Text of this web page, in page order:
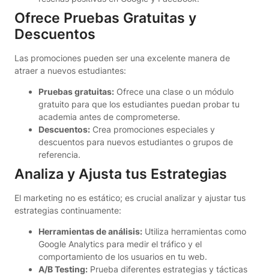
Ofrece Pruebas Gratuitas y
Descuentos
Las promociones pueden ser una excelente manera de
atraer a nuevos estudiantes:
Pruebas gratuitas: Ofrece una clase o un módulo
gratuito para que los estudiantes puedan probar tu
academia antes de comprometerse.
Descuentos: Crea promociones especiales y
descuentos para nuevos estudiantes o grupos de
referencia.
Analiza y Ajusta tus Estrategias
El marketing no es estático; es crucial analizar y ajustar tus
estrategias continuamente:
Herramientas de análisis: Utiliza herramientas como
Google Analytics para medir el tráfico y el
comportamiento de los usuarios en tu web.
A/B Testing: Prueba diferentes estrategias y tácticas